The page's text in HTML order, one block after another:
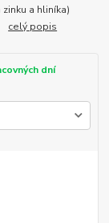
a hliníka)
celý popis
dní